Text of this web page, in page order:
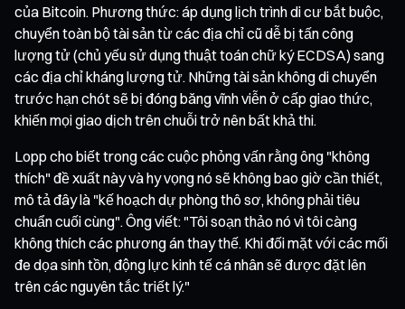
của Bitcoin. Phương thức: áp dụng lịch trình di cư bắt buộc,
chuyển toàn bộ tài sản từ các địa chỉ cũ dễ bị tấn công
lượng tử (chủ yếu sử dụng thuật toán chữ ký ECDSA) sang
các địa chỉ kháng lượng tử. Những tài sản không di chuyển
trước hạn chót sẽ bị đóng băng vĩnh viễn ở cấp giao thức,
khiến mọi giao dịch trên chuỗi trở nên bất khả thi.
Lopp cho biết trong các cuộc phỏng vấn rằng ông "không
thích" đề xuất này và hy vọng nó sẽ không bao giờ cần thiết,
mô tả đây là "kế hoạch dự phòng thô sơ, không phải tiêu
chuẩn cuối cùng". Ông viết: "Tôi soạn thảo nó vì tôi càng
không thích các phương án thay thế. Khi đối mặt với các mối
đe dọa sinh tồn, động lực kinh tế cá nhân sẽ được đặt lên
trên các nguyên tắc triết lý."